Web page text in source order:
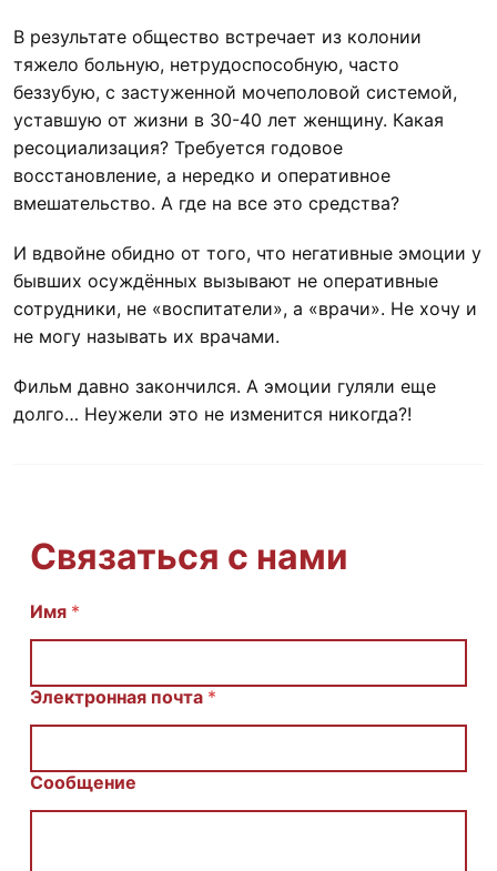
В результате общество встречает из колонии
тяжело больную, нетрудоспособную, часто
беззубую, с застуженной мочеполовой системой,
уставшую от жизни в 30-40 лет женщину. Какая
ресоциализация? Требуется годовое
восстановление, а нередко и оперативное
вмешательство. А где на все это средства?
И вдвойне обидно от того, что негативные эмоции у
бывших осуждённых вызывают не оперативные
сотрудники, не «воспитатели», а «врачи». Не хочу и
не могу называть их врачами.
Фильм давно закончился. А эмоции гуляли еще
долго… Неужели это не изменится никогда?!
Связаться с нами
Имя *
Электронная почта *
E
l
С
Сообщение